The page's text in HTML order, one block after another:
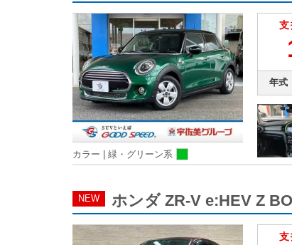
カラー | 緑・グリーン系
年式
NEW ホンダ ZR-V e:HEV Z